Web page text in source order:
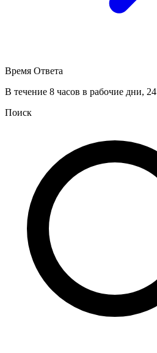
Время Ответа
В течение 8 часов в рабочие дни,
Поиск